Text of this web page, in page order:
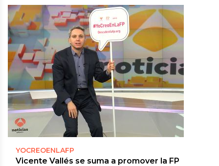
YOCREOENLAFP
Vicente Vallés se suma a promover la FP